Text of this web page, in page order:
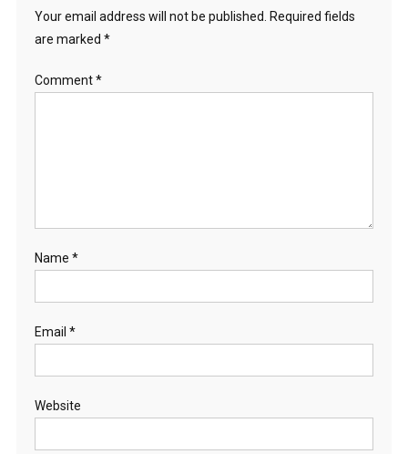
Your email address will not be published.
Required fields
are marked *
Comment*
Name *
Email *
Website